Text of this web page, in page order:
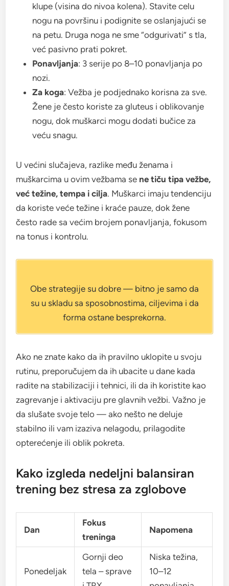
klupe (visina do nivoa kolena). Stavite celu
nogu na površinu i podignite se oslanjajući se
na petu. Druga noga ne sme “odgurivati” s tla,
već pasivno prati pokret.
Ponavljanja: 3 serije po 8–10 ponavljanja po
nozi.
Za koga: Vežba je podjednako korisna za sve.
Žene je često koriste za gluteus i oblikovanje
nogu, dok muškarci mogu dodati bučice za
veću snagu.
U većini slučajeva, razlike među ženama i
muškarcima u ovim vežbama se ne tiču tipa vežbe,
već težine, tempa i cilja. Muškarci imaju tendenciju
da koriste veće težine i kraće pauze, dok žene
često rade sa većim brojem ponavljanja, fokusom
na tonus i kontrolu.
Obe strategije su dobre — bitno je samo da
su u skladu sa sposobnostima, ciljevima i da
forma ostane besprekorna.
Ako ne znate kako da ih pravilno uklopite u svoju
rutinu, preporučujem da ih ubacite u dane kada
radite na stabilizaciji i tehnici, ili da ih koristite kao
zagrevanje i aktivaciju pre glavnih vežbi. Važno je
da slušate svoje telo — ako nešto ne deluje
stabilno ili vam izaziva nelagodu, prilagodite
opterećenje ili oblik pokreta.
Kako izgleda nedeljni balansiran
trening bez stresa za zglobove
Dan
Fokus
treninga
Napomena
Ponedeljak
Gornji deo
tela – sprave
Niska težina,
10–12